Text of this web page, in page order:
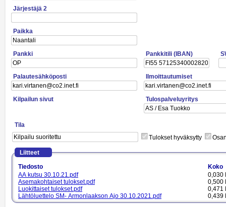
Järjestäjä 2
Paikka
Pankki Pankkitili (IBAN)
Palautesähköposti Ilmoittautumiset
Kilpailun sivut Tulospalveluyritys
Tila
Tulokset hyväksytty
Liitteet
Tiedosto
Koko
AA kutsu 30.10.21.pdf
0,030
Asemakohtaiset tulokset.pdf
0,500
Luokittaiset tulokset.pdf
0,471
Lähtöluettelo SM- Armonlaakson Ajo 30.10.2021.pdf
0,439
Trailerit.pdf
0,172